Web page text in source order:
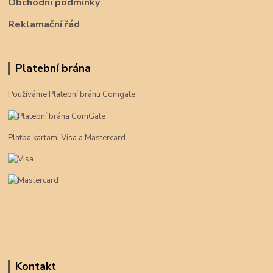
Obchodní podmínky
Reklamační řád
Platební brána
Používáme Platební bránu Comgate
Platba kartami Visa a Mastercard
Kontakt